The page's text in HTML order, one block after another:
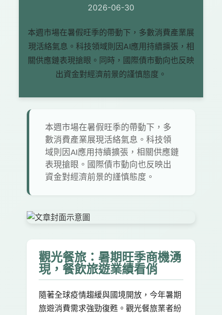
2026-06-30
本週市場在暑假旺季的帶動下，多數消費產業展
現活絡氣息。科技領域則因AI應用持續擴張，相
關供應鏈表現搶眼。同時，國際債市動向也反映
出資金對經濟前景的謹慎態度。
本週市場在暑假旺季的帶動下，多
數消費產業展現活絡氣息。科技領
域則因AI應用持續擴張，相關供應鏈
表現搶眼。國際債市動向也反映出
資金對經濟前景的謹慎態度。
觀光餐旅：暑期旺季商機湧
現，餐飲旅遊業績看俏
隨著全球疫情趨緩與國境開放，今年暑期
旅遊消費需求強勁復甦。觀光餐旅業者紛